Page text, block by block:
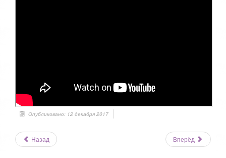
Опубликовано: 12 декабря 2017
Назад Вперёд